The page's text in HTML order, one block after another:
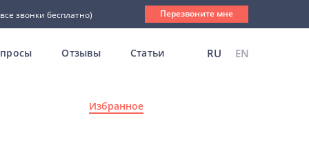
звонки бесплатно) Перезвоните мне
Отзывы Статьи RU EN
Избранное